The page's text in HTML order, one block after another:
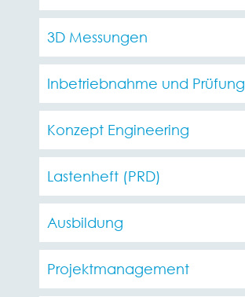
3D Messungen
Inbetriebnahme und Prüfung
Konzept Engineering
Lastenheft (PRD)
Ausbildung
Projektmanagement